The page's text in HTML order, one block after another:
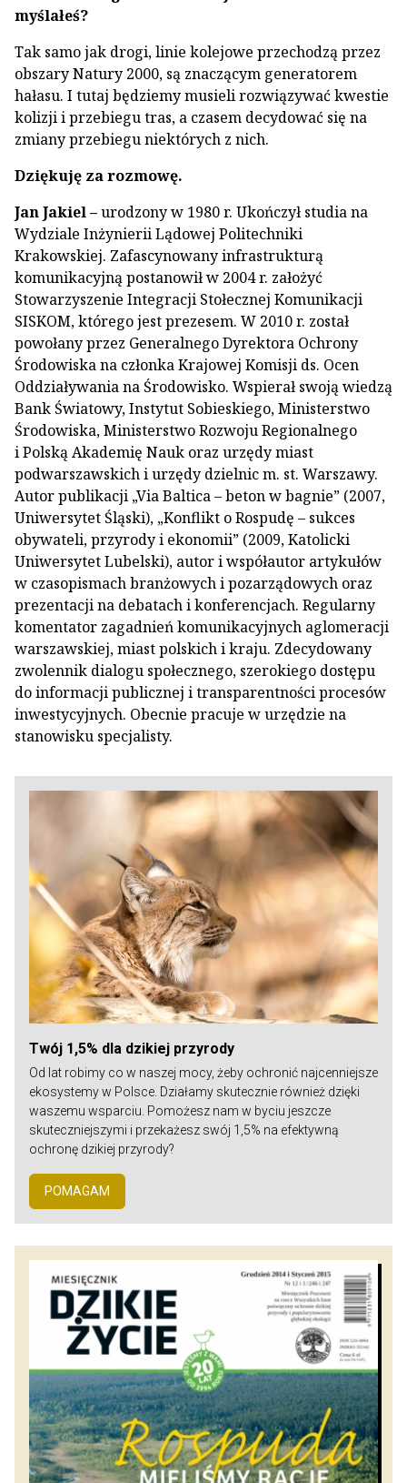
myślałeś?
Tak samo jak drogi, linie kolejowe przechodzą przez
obszary Natury 2000, są znaczącym generatorem
hałasu. I tutaj będziemy musieli rozwiązywać kwestie
kolizji i przebiegu tras, a czasem decydować się na
zmiany przebiegu niektórych z nich.
Dziękuję za rozmowę.
Jan Jakiel –urodzony w 1980 r. Ukończył studia na
Wydziale Inżynierii Lądowej Politechniki
Krakowskiej. Zafascynowany infrastrukturą
komunikacyjną postanowił w 2004 r. założyć
Stowarzyszenie Integracji Stołecznej Komunikacji
SISKOM, którego jest prezesem. W 2010 r. został
powołany przez Generalnego Dyrektora Ochrony
Środowiska na członka Krajowej Komisji ds. Ocen
Oddziaływania na Środowisko. Wspierał swoją wiedzą
Bank Światowy, Instytut Sobieskiego, Ministerstwo
Środowiska, Ministerstwo Rozwoju Regionalnego
i Polską Akademię Nauk oraz urzędy miast
podwarszawskich i urzędy dzielnic m. st. Warszawy.
Autor publikacji „Via Baltica – beton w bagnie” (2007,
Uniwersytet Śląski), „Konflikt o Rospudę – sukces
obywateli, przyrody i ekonomii” (2009, Katolicki
Uniwersytet Lubelski), autor i współautor artykułów
w czasopismach branżowych i pozarządowych oraz
prezentacji na debatach i konferencjach. Regularny
komentator zagadnień komunikacyjnych aglomeracji
warszawskiej, miast polskich i kraju. Zdecydowany
zwolennik dialogu społecznego, szerokiego dostępu
do informacji publicznej i transparentności procesów
inwestycyjnych. Obecnie pracuje w urzędzie na
stanowisku specjalisty.
Twój 1,5% dla dzikiej przyrody
Od lat robimy co w naszej mocy, żeby ochronić najcenniejsze
ekosystemy w Polsce. Działamy skutecznie również dzięki
waszemu wsparciu. Pomożesz nam w byciu jeszcze
skuteczniejszymi i przekażesz swój 1,5% na efektywną
ochronę dzikiej przyrody?
POMAGAM